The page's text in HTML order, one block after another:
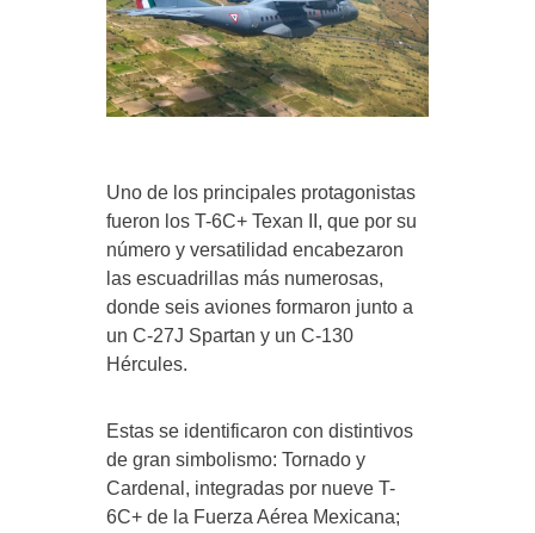
Uno de los principales protagonistas
fueron los T-6C+ Texan II, que por su
número y versatilidad encabezaron
las escuadrillas más numerosas,
donde seis aviones formaron junto a
un C-27J Spartan y un C-130
Hércules.
Estas se identificaron con distintivos
de gran simbolismo: Tornado y
Cardenal, integradas por nueve T-
6C+ de la Fuerza Aérea Mexicana;